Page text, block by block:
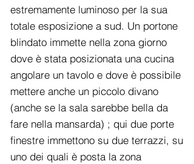
estremamente luminoso per la sua
totale esposizione a sud. Un portone
blindato immette nella zona giorno
dove è stata posizionata una cucina
angolare un tavolo e dove è possibile
mettere anche un piccolo divano
(anche se la sala sarebbe bella da
fare nella mansarda) ; qui due porte
finestre immettono su due terrazzi, su
uno dei quali è posta la zona